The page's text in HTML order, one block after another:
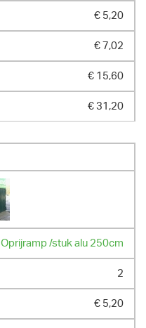
€ 5,20
€ 7,02
€ 15,60
€ 31,20
Oprijramp /stuk alu 250cm
2
€ 5,20